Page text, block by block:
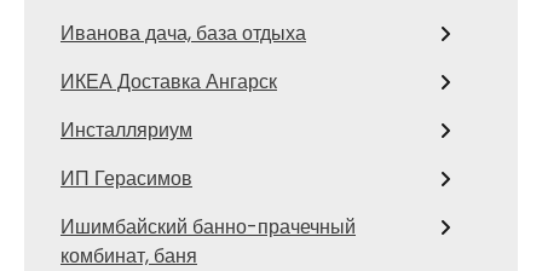
Иванова дача, база отдыха
ИКЕА Доставка Ангарск
Инсталляриум
ИП Герасимов
Ишимбайский банно-прачечный
комбинат, баня